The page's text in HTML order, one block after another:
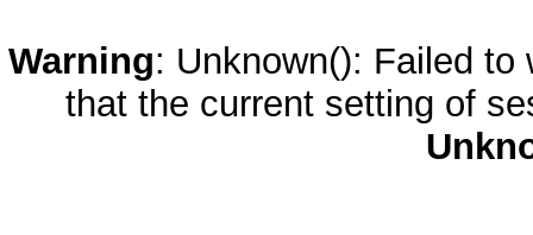
Warning: Unknown(): Failed
that the current setting of